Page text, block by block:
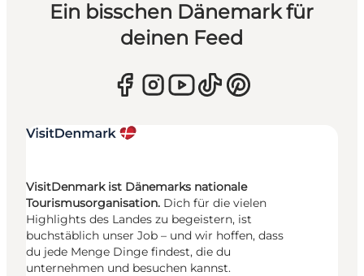
Ein bisschen Dänemark für
deinen Feed
VisitDenmark ist Dänemarks nationale
Tourismusorganisation. Dich für die vielen
Highlights des Landes zu begeistern, ist
buchstäblich unser Job – und wir hoffen, dass
du jede Menge Dinge findest, die du
unternehmen und besuchen kannst.